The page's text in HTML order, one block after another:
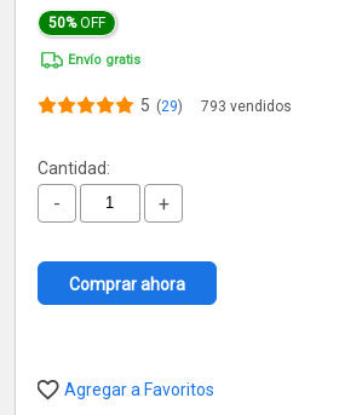
50%OFF
Envío gratis
5 (29) 793 vendidos
Cantidad:
- +
Comprar ahora
Agregar a Favoritos